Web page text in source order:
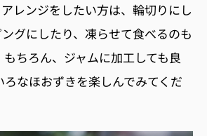
レンジをしたい方は、輪切りにし
グにしたり、凍らせて食べるのも
ちろん、ジャムに加工しても良
ろなほおずきを楽しんでみてくだ